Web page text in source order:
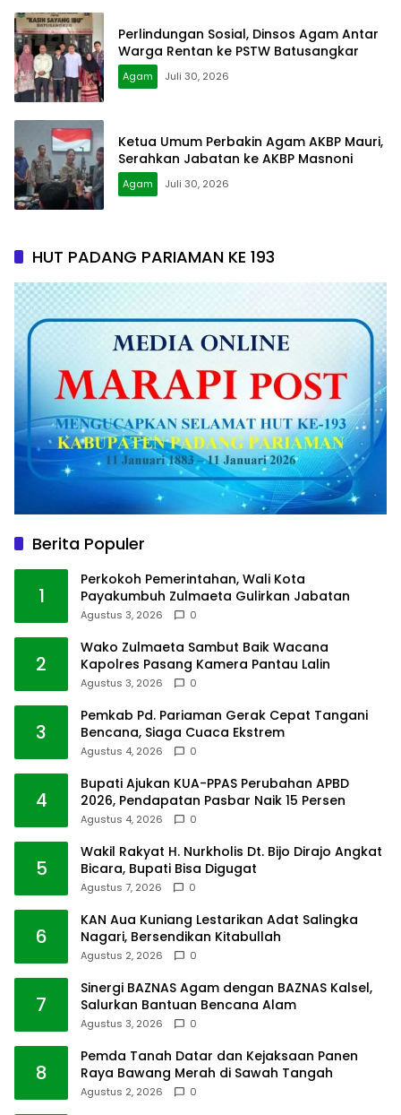
Perlindungan Sosial, Dinsos Agam Antar
Warga Rentan ke PSTW Batusangkar
Agam Juli 30, 2026
Ketua Umum Perbakin Agam AKBP Mauri,
Serahkan Jabatan ke AKBP Masnoni
Agam Juli 30, 2026
HUT PADANG PARIAMAN KE 193
Berita Populer
1
Perkokoh Pemerintahan, Wali Kota
Payakumbuh Zulmaeta Gulirkan Jabatan
Agustus 3, 2026 0
2
Wako Zulmaeta Sambut Baik Wacana
Kapolres Pasang Kamera Pantau Lalin
Agustus 3, 2026 0
3
Pemkab Pd. Pariaman Gerak Cepat Tangani
Bencana, Siaga Cuaca Ekstrem
Agustus 4, 2026 0
4
Bupati Ajukan KUA-PPAS Perubahan APBD
2026, Pendapatan Pasbar Naik 15 Persen
Agustus 4, 2026 0
5
Wakil Rakyat H. Nurkholis Dt. Bijo Dirajo Angkat
Bicara, Bupati Bisa Digugat
Agustus 7, 2026 0
6
KAN Aua Kuniang Lestarikan Adat Salingka
Nagari, Bersendikan Kitabullah
Agustus 2, 2026 0
7
Sinergi BAZNAS Agam dengan BAZNAS Kalsel,
Salurkan Bantuan Bencana Alam
Agustus 3, 2026 0
8
Pemda Tanah Datar dan Kejaksaan Panen
Raya Bawang Merah di Sawah Tangah
Agustus 2, 2026 0